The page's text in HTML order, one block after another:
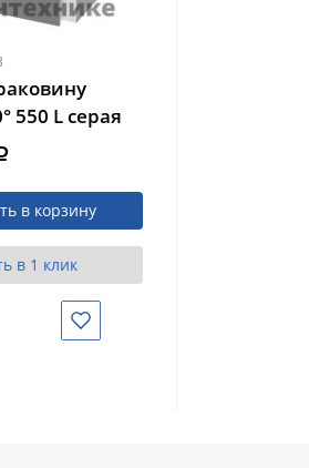
550 L серая
в корзину
в 1 клик
Избранное